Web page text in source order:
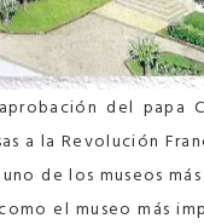
del papa
a la Revolución
de los museos
el museo más